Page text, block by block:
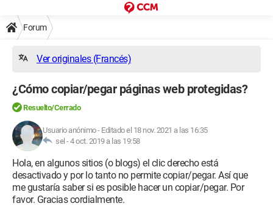
Forum
Ver originales (Francés)
¿Cómo copiar/pegar páginas web protegidas?
Resuelto/Cerrado
Usuario anónimo- Editado el 18 nov. 2021 a las 16:35
sel -4 oct. 2019 a las 19:58
Hola, en algunos sitios (o blogs) el clic derecho está
desactivado y por lo tanto no permite copiar/pegar. Así que
me gustaría saber si es posible hacer un copiar/pegar. Por
favor. Gracias cordialmente.